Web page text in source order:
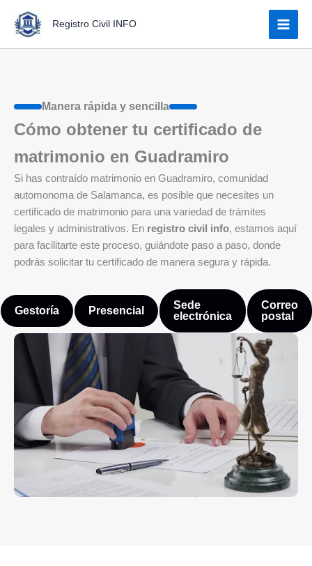
contenido
Registro Civil INFO
Manera rápida y sencilla
Cómo obtener tu certificado de
matrimonio en Guadramiro
Si has contraído matrimonio en Guadramiro, comunidad
automonoma de Salamanca, es posible que necesites un
certificado de matrimonio para una variedad de trámites
legales y administrativos. En registro civil info, estamos aquí
para facilitarte este proceso, guiándote paso a paso, donde
podrás solicitar tu certificado de manera segura y rápida.
Gestoría Presencial
Sede
electrónica
Correo
postal